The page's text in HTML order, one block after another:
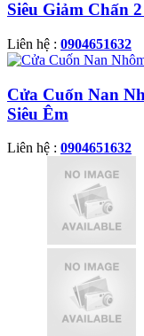
Siêu Giảm Chấn
Liên hệ : 0904651632
Cửa Cuốn Nan
Siêu Êm
Liên hệ : 0904651632